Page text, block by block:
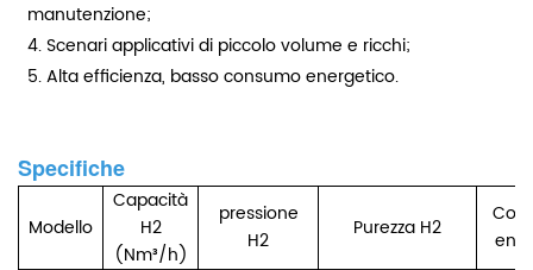
manutenzione;
4. Scenari applicativi di piccolo volume e ricchi;
5. Alta efficienza, basso consumo energetico.
Specifiche
Modello
Capacità
H2
(Nm³/h)
pressione
H2
Purezza H2